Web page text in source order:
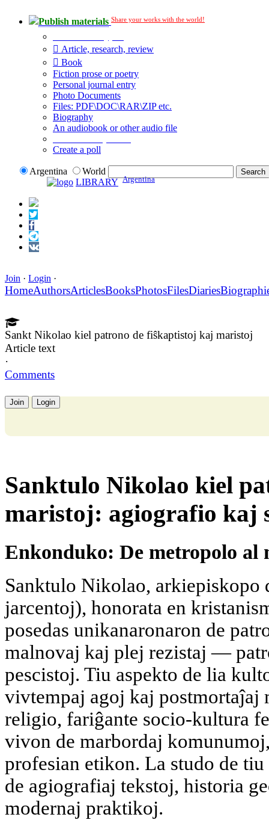
Publish materials Share your works with the world!
Article, research, review
Book
Fiction prose or poetry
Personal journal entry
Photo Documents
Files: PDF\DOC\RAR\ZIP etc.
Biography
An audiobook or other audio file
Create a poll
Argentina
World
LIBRARY Argentina
Join · Login ·
HomeAuthorsArticlesBooksPhotosFilesDiaries
Sankt Nikolao kiel patrono de fiŝkaptistoj kaj maristoj
Article text
·
Comments
Join Login
Sanktulo Nikolao kiel
maristoj: agiografio kaj
Enkonduko: De metropolo al
Sanktulo Nikolao,
jarcentoj), honorata en
posedas unikanaronaron de
malnovaj kaj plej rezistaj —
pescistoj. Tiu aspekto de lia
vivtempaj agoj kaj postmortaĵaj
religio, fariĝante socio-kultura
vivon de marbordaj
profesian etikon. La studo de
de agiografiaj tekstoj, historia
modernaj praktikoj.